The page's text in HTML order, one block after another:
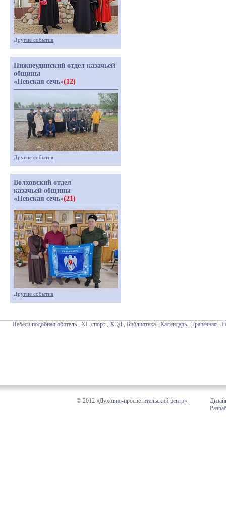
Другие события
Нижнеудинский отдел казачьей
общины
«Невская сечь»(12)
Другие события
Волховский отдел
казачьей общины
«Невская сечь»(21)
Другие события
Небеси подобная обитель , XL-спорт , ХЭД , Библиотека , Календарь , Трапезная ,
© 2012 «Духовно-просветительский центр»